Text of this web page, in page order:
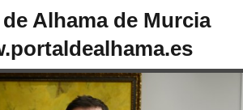
Alhama de Murcia